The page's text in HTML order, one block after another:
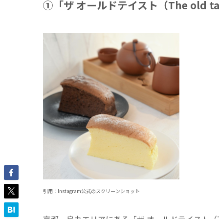
➀「ザ オールドテイスト（The old
引用：Instagram公式のスクリーンショット